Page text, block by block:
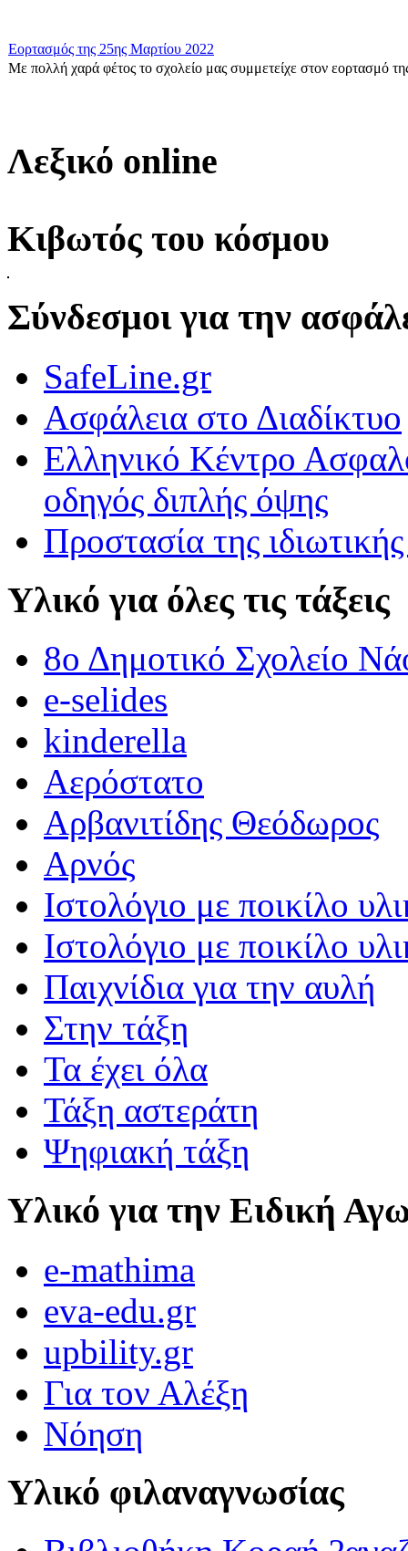
Εορτασμός της 25ης Μαρτίου 2022
Με πολλή χαρά φέτος το σχολείο μας συμμετείχε στον εορτασμό
ΣΤ\' Τάξη-Δράση για τον σχολικό εκφοβισμό
Εκφράζομαι μέσα από την τέχνη.\r\nΠαρατηρήσαμε πολύ
ΟΙ ΑΓΡΙΟΠΑΠΙΕΣ ΠΕΤΟΥΝ ΣΤΟ 3Ο ΔΗΜΟΤΙΚΟ ΣΧΟΛΕΙΟ
ΟΙ ΑΓΡΙΟΠΑΠΙΕΣ ΠΕΤΟΥΝ ΣΤΟ 3Ο ΔΗΜΟΤΙΚΟ ΣΧΟΛΕΙΟ
Λεξικό online
Κιβωτός του κόσμου
Σύνδεσμοι για την
SafeLine.gr
Ασφάλεια στο Διαδίκτυο
Ελληνικό Κέντρο
οδηγός διπλής όψης
Προστασία της
Υλικό για όλες τις τάξεις
8ο Δημοτικό Σχολείο
e-selides
kinderella
Αερόστατο
Αρβανιτίδης Θεόδωρος
Αρνός
Ιστολόγιο με ποικίλο
Ιστολόγιο με ποικίλο
Παιχνίδια για την αυλή
Στην τάξη
Τα έχει όλα
Τάξη αστεράτη
Ψηφιακή τάξη
Υλικό για την Ειδική
e-mathima
eva-edu.gr
upbility.gr
Για τον Αλέξη
Νόηση
Υλικό φιλαναγνωσίας